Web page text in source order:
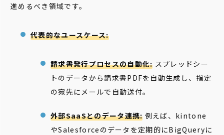
進めるべき領域です。
代表的なユースケース:
請求書発行プロセスの自動化: スプレッドシー
トのデータから請求書PDFを自動生成し、指定
の宛先にメールで自動送付。
外部SaaSとのデータ連携: 例えば、kintone
やSalesforceのデータを定期的にBigQueryに